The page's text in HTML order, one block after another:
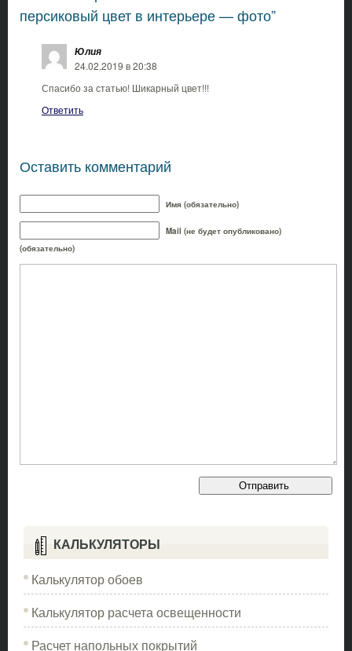
персиковый цвет в интерьере — фото”
Юлия
24.02.2019 в 20:38
Спасибо за статью! Шикарный цвет!!!
Ответить
Оставить комментарий
Имя (обязательно)
Mail (не будет опубликовано)
(обязательно)
КАЛЬКУЛЯТОРЫ
Калькулятор обоев
Калькулятор расчета освещенности
Расчет напольных покрытий